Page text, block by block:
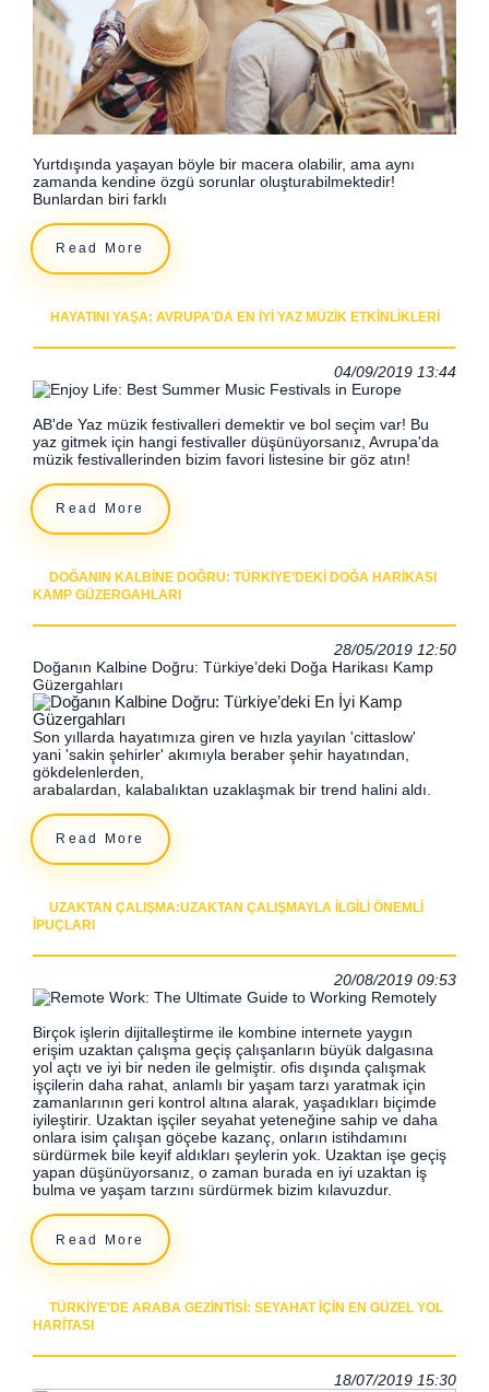
Yurtdışında yaşayan böyle bir macera olabilir, ama aynı
zamanda kendine özgü sorunlar oluşturabilmektedir!
Bunlardan biri farklı
Read More
HAYATINI YAŞA: AVRUPA'DA EN İYI YAZ MÜZIK ETKINLIKLERI
04/09/2019 13:44
AB'de Yaz müzik festivalleri demektir ve bol seçim var! Bu
yaz gitmek için hangi festivaller düşünüyorsanız, Avrupa'da
müzik festivallerinden bizim favori listesine bir göz atın!
Read More
DOĞANIN KALBINE DOĞRU: TÜRKIYE’DEKI DOĞA HARIKASI
KAMP GÜZERGAHLARI
28/05/2019 12:50
Doğanın Kalbine Doğru: Türkiye’deki Doğa Harikası Kamp
Güzergahları
Son yıllarda hayatımıza giren ve hızla yayılan 'cittaslow'
yani 'sakin şehirler' akımıyla beraber şehir hayatından,
gökdelenlerden,
arabalardan, kalabalıktan uzaklaşmak bir trend halini aldı.
Read More
UZAKTAN ÇALIŞMA:UZAKTAN ÇALIŞMAYLA ILGILI ÖNEMLI
IPUÇLARI
20/08/2019 09:53
Birçok işlerin dijitalleştirme ile kombine internete yaygın
erişim uzaktan çalışma geçiş çalışanların büyük dalgasına
yol açtı ve iyi bir neden ile gelmiştir. ofis dışında çalışmak
işçilerin daha rahat, anlamlı bir yaşam tarzı yaratmak için
zamanlarının geri kontrol altına alarak, yaşadıkları biçimde
iyileştirir. Uzaktan işçiler seyahat yeteneğine sahip ve daha
onlara isim çalışan göçebe kazanç, onların istihdamını
sürdürmek bile keyif aldıkları şeylerin yok. Uzaktan işe geçiş
yapan düşünüyorsanız, o zaman burada en iyi uzaktan iş
bulma ve yaşam tarzını sürdürmek bizim kılavuzdur.
Read More
TÜRKIYE'DE ARABA GEZINTISI: SEYAHAT IÇIN EN GÜZEL YOL
HARITASI
18/07/2019 15:30